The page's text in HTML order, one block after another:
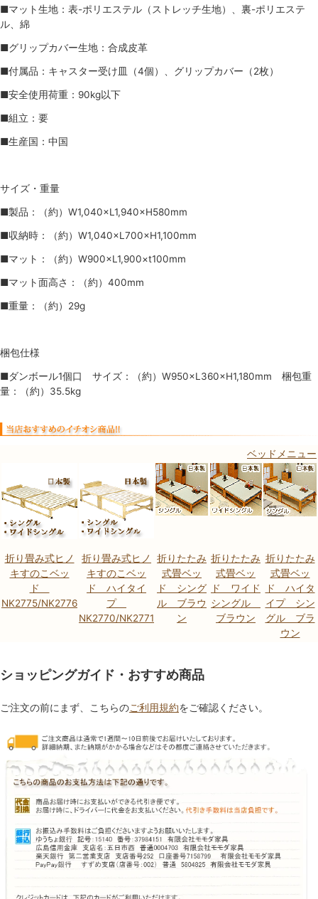
■マット生地：表-ポリエステル（ストレッチ生地）、裏-ポリエステ
ル、綿
■グリップカバー生地：合成皮革
■付属品：キャスター受け皿（4個）、グリップカバー（2枚）
■安全使用荷重：90kg以下
■組立：要
■生産国：中国
サイズ・重量
■製品：（約）W1,040×L1,940×H580mm
■収納時：（約）W1,040×L700×H1,100mm
■マット：（約）W900×L1,900×t100mm
■マット面高さ：（約）400mm
■重量：（約）29g
梱包仕様
■ダンボール1個口 サイズ：（約）W950×L360×H1,180mm 梱包重
量：（約）35.5kg
ベッドメニュー
折り畳み式ヒノ
キすのこベッ
ド
NK2775/NK2776
折り畳み式ヒノ
キすのこベッ
ド ハイタイ
プ
NK2770/NK2771
折りたたみ
式畳ベッ
ド シング
ル ブラウ
ン
折りたたみ
式畳ベッ
ド ワイド
シングル
ブラウン
折りたたみ
式畳ベッ
ド ハイタ
イプ シン
グル ブラ
ウン
ショッピングガイド・おすすめ商品
ご注文の前にまず、こちらのご利用規約をご確認ください。